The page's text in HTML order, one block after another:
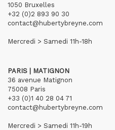
1050 Bruxelles
+32 (0)2 893 90 30
contact@hubertybreyne.com
Mercredi > Samedi 11h-18h
PARIS | MATIGNON
36 avenue Matignon
75008 Paris
+33 (0)1 40 28 04 71
contact@hubertybreyne.com
Mercredi > Samedi 11h-19h